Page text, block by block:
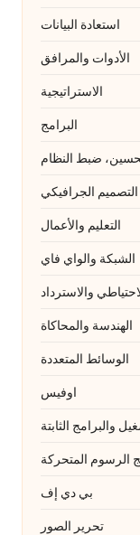
استعادة البيانات
الأدوات والمرافق
الاستراتيجية
البرامج
ضبط النظام
التصميم الجرافيكي
التعليم والأعمال
الشبكة والواي فاي
والاسترداد
الهندسة والمحاكاة
الوسائط المتعددة
اوفيس
والبرامج الثابتة
الرسوم المتحركة
بي دي إف
تحرير الصور